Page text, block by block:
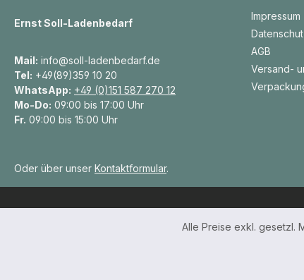
Ernst Soll-Ladenbedarf
Mail: info@soll-ladenbedarf.de
Tel: +49(89)359 10 20
WhatsApp: +49 (0)151 587 270 12
Mo-Do: 09:00 bis 17:00 Uhr
Fr. 09:00 bis 15:00 Uhr
Oder über unser Kontaktformular.
Impressum
AGB
Versand-
Alle Preise exkl. gesetzl.